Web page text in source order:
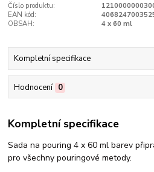
Číslo produktu:
EAN kód:
OBSAH:
4 x 60 ml
Kompletní specifikace
Hodnocení 0
Kompletní specifikace
Sada na pouring 4 x 60 ml barev
pro všechny pouringové metody.